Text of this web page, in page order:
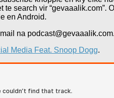
search vir “gevaaalik.com”.
en Android.
na
Media Feat. Snoop Dogg.